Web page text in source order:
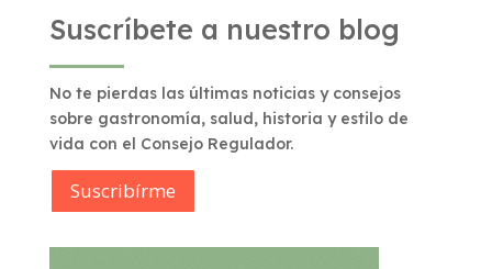
Suscríbete a nuestro blog
No te pierdas las últimas noticias y consejos
sobre gastronomía, salud, historia y estilo de
vida con el Consejo Regulador.
Suscribírme